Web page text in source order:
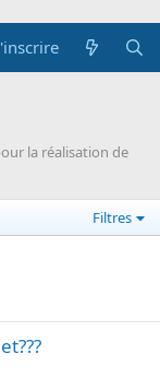
la réalisation de
Filtres